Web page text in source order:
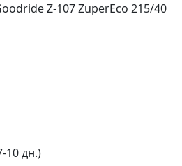
Z-107 ZuperEco 215/40
10 дн.)